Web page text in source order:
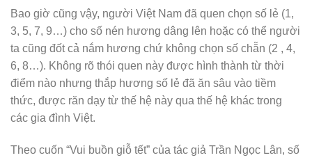
Bao giờ cũng vậy, người Việt Nam đã quen chọn số lẻ (1,
3, 5, 7, 9…) cho số nén hương dâng lên hoặc có thể người
ta cũng đốt cả nắm hương chứ không chọn số chẵn (2 , 4,
6, 8…). Không rõ thói quen này được hình thành từ thời
điểm nào nhưng thắp hương số lẻ đã ăn sâu vào tiềm
thức, được răn dạy từ thế hệ này qua thế hệ khác trong
các gia đình Việt.
Theo cuốn “Vui buồn giỗ tết” của tác giả Trần Ngọc Lân, số